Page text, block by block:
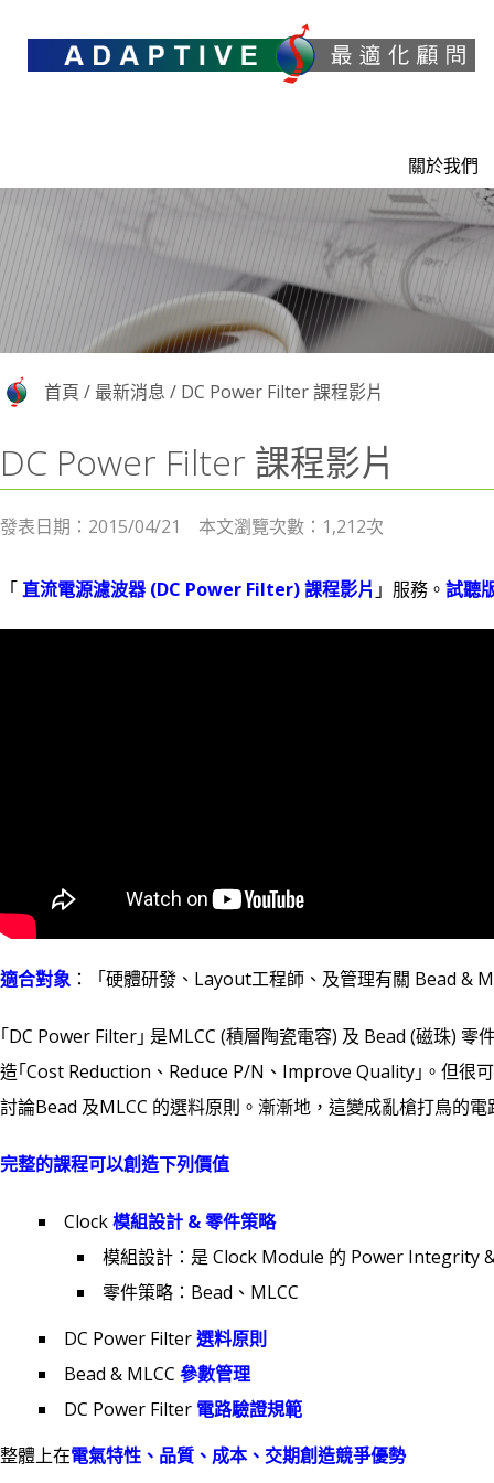
關於我們
首頁 / 最新消息 / DC Power Filter 課程影片
DC Power Filter 課程影片
發表日期：2015/04/21 本文瀏覽次數：1,212次
「直流電源濾波器 (DC Power Filter) 課程影片 」服務。 試聽
適合對象 ：「硬體研發、Layout工程師、及管理有關 Bead &
｢DC Power Filter｣ 是MLCC (積層陶瓷電容) 及 Bead (磁珠)
造｢Cost Reduction、Reduce P/N、Improve Quality｣。但很
討論Bead 及MLCC 的選料原則。漸漸地，這變成亂槍打鳥的
完整的課程可以創造下列價值
Clock模組設計 & 零件策略
模組設計：是 Clock Module 的 Power Integrity
零件策略：Bead、MLCC
DC Power Filter選料原則
Bead & MLCC 參數管理
DC Power Filter 電路驗證規範
整體上在電氣特性、品質、成本、交期創造競爭優勢